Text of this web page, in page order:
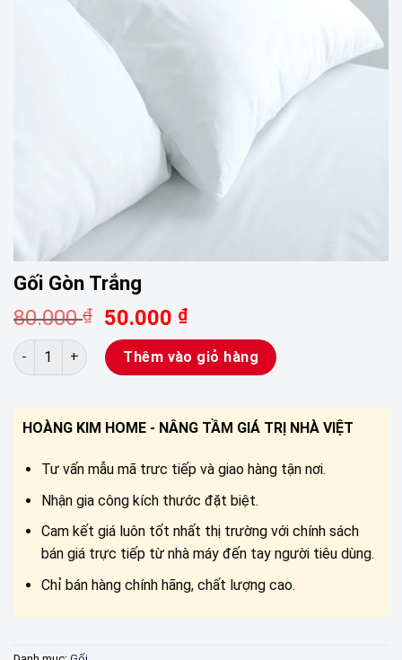
Gối Gòn Trắng
80.000₫
Giá
gốc
là:
80.000 ₫.
50.000 ₫Giá
hiện
tại
là:
Gối Gòn Trắng số lượngThêm vào giỏ hàng
HOÀNG KIM HOME - NÂNG TẦM GIÁ TRỊ NHÀ VIỆT
Tư vấn mẫu mã trưc tiếp và giao hàng tận nơi.
Nhận gia công kích thước đặt biệt.
Cam kết giá luôn tốt nhất thị trường với chính sách
bán giá trực tiếp từ nhà máy đến tay người tiêu dùng.
Chỉ bán hàng chính hãng, chất lượng cao.